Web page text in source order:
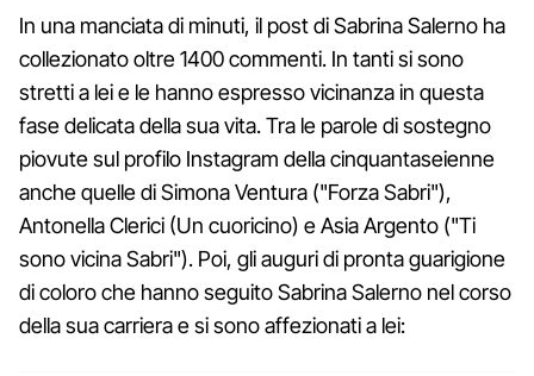
In una manciata di minuti, il post di Sabrina Salerno ha
collezionato oltre 1400 commenti. In tanti si sono
stretti a lei e le hanno espresso vicinanza in questa
fase delicata della sua vita. Tra le parole di sostegno
piovute sul profilo Instagram della cinquantaseienne
anche quelle di Simona Ventura ("Forza Sabri"),
Antonella Clerici (Un cuoricino) e Asia Argento ("Ti
sono vicina Sabri"). Poi, gli auguri di pronta guarigione
di coloro che hanno seguito Sabrina Salerno nel corso
della sua carriera e si sono affezionati a lei: